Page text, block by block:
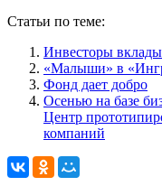
Статьи по теме:
Инвесторы
«Малыши» в
Фонд дает добро
Осенью на базе
Центр
компаний